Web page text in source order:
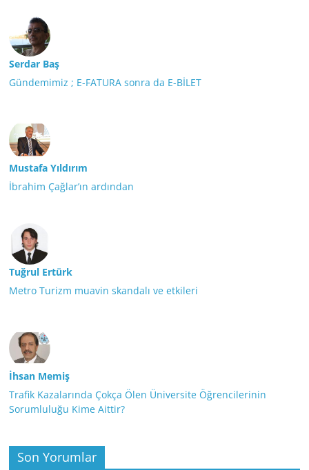
Serdar Baş
Gündemimiz ; E-FATURA sonra da E-BİLET
Mustafa Yıldırım
İbrahim Çağlar’ın ardından
Tuğrul Ertürk
Metro Turizm muavin skandalı ve etkileri
İhsan Memiş
Trafik Kazalarında Çokça Ölen Üniversite Öğrencilerinin
Sorumluluğu Kime Aittir?
Son Yorumlar